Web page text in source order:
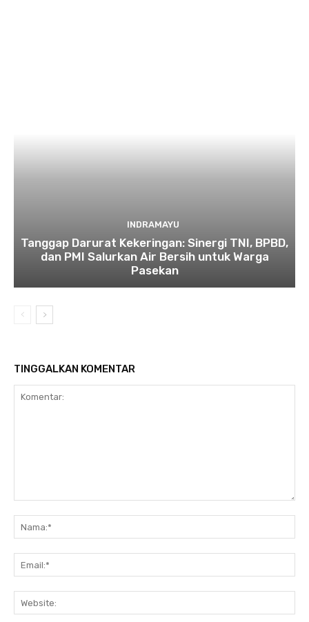
INDRAMAYU
​Tanggap Darurat Kekeringan: Sinergi TNI, BPBD,
dan PMI Salurkan Air Bersih untuk Warga
Pasekan
TINGGALKAN KOMENTAR